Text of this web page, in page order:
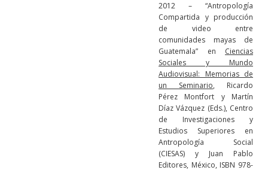
2012 – “Antropología
Compartida y producción
de video entre
comunidades mayas de
Guatemala” en Ciencias
Sociales y Mundo
Audiovisual: Memorias de
un Seminario, Ricardo
Pérez Montfort y Martín
Díaz Vázquez (Eds.), Centro
de Investigaciones y
Estudios Superiores en
Antropología Social
(CIESAS) y Juan Pablo
Editores, México, ISBN 978-